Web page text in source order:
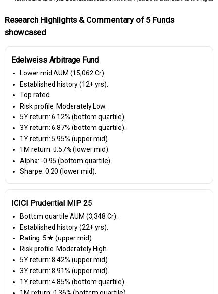
Research Highlights & Commentary of 5 Funds
showcased
Edelweiss Arbitrage Fund
Lower mid AUM (₹15,062 Cr).
Established history (12+ yrs).
Top rated.
Risk profile: Moderately Low.
5Y return: 6.12% (bottom quartile).
3Y return: 6.87% (bottom quartile).
1Y return: 5.95% (upper mid).
1M return: 0.57% (lower mid).
Alpha: -0.95 (bottom quartile).
Sharpe: 0.20 (lower mid).
ICICI Prudential MIP 25
Bottom quartile AUM (₹3,348 Cr).
Established history (22+ yrs).
Rating: 5★ (upper mid).
Risk profile: Moderately High.
5Y return: 8.42% (upper mid).
3Y return: 8.91% (upper mid).
1Y return: 4.85% (bottom quartile).